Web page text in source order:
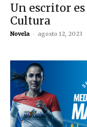
Un escritor
Cultura
Novela - agosto 12, 2023